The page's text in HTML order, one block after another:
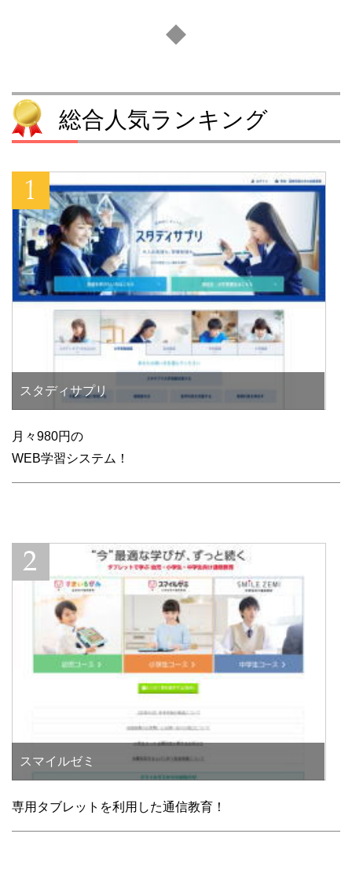
総合人気ランキング
スタディサプリ
月々980円の
WEB学習システム！
スマイルゼミ
専用タブレットを利用した通信教育！